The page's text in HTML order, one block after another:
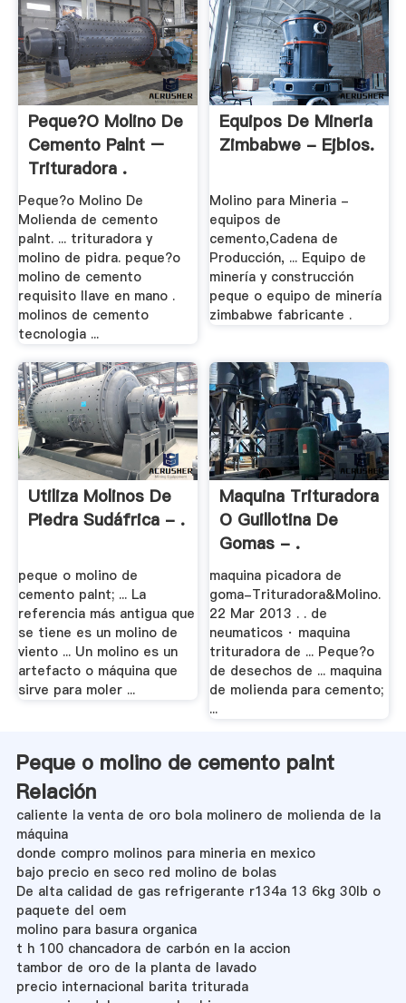
Peque?o Molino De
Cemento Palnt –
Trituradora .
Peque?o Molino De
Molienda de cemento
palnt. ... trituradora y
molino de pidra. peque?o
molino de cemento
requisito llave en mano .
molinos de cemento
tecnologia ...
Equipos De Mineria
Zimbabwe - Ejbios.
Molino para Mineria -
equipos de
cemento,Cadena de
Producción, ... Equipo de
minería y construcción
peque o equipo de minería
zimbabwe fabricante .
Utiliza Molinos De
Piedra Sudáfrica - .
peque o molino de
cemento palnt; ... La
referencia más antigua que
se tiene es un molino de
viento ... Un molino es un
artefacto o máquina que
sirve para moler ...
Maquina Trituradora
O Guillotina De
Gomas - .
maquina picadora de
goma-Trituradora&Molino.
22 Mar 2013 . . de
neumaticos · maquina
trituradora de ... Peque?o
de desechos de ... maquina
de molienda para cemento;
...
Peque o molino de cemento palnt
Relación
caliente la venta de oro bola molinero de molienda de la
máquina
donde compro molinos para mineria en mexico
bajo precio en seco red molino de bolas
De alta calidad de gas refrigerante r134a 13 6kg 30lb o
paquete del oem
molino para basura organica
t h 100 chancadora de carbón en la accion
tambor de oro de la planta de lavado
precio internacional barita triturada